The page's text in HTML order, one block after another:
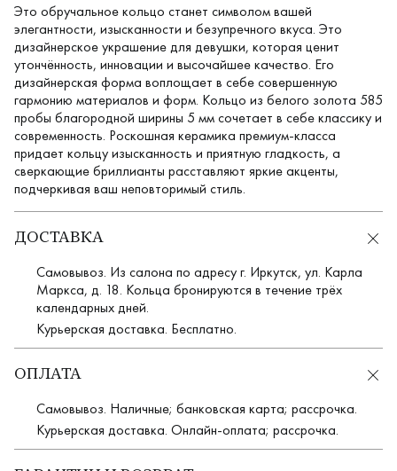
Это обручальное кольцо станет символом вашей
элегантности, изысканности и безупречного вкуса. Это
дизайнерское украшение для девушки, которая ценит
утончённость, инновации и высочайшее качество. Его
дизайнерская форма воплощает в себе совершенную
гармонию материалов и форм. Кольцо из белого золота 585
пробы благородной ширины 5 мм сочетает в себе классику и
современность. Роскошная керамика премиум-класса
придает кольцу изысканность и приятную гладкость, а
сверкающие бриллианты расставляют яркие акценты,
подчеркивая ваш неповторимый стиль.
ДОСТАВКА
Самовывоз. Из салона по адресу г. Иркутск, ул. Карла
Маркса, д. 18. Кольца бронируются в течение трёх
календарных дней.
Курьерская доставка. Бесплатно.
ОПЛАТА
Самовывоз. Наличные; банковская карта; рассрочка.
Курьерская доставка. Онлайн-оплата; рассрочка.